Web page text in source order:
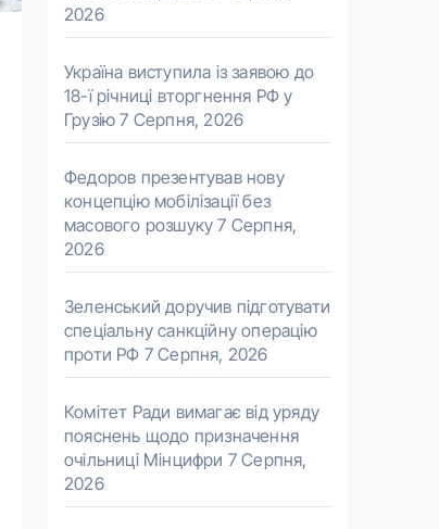
2026
Україна виступила із заявою до
18-ї річниці вторгнення РФ у
Грузію 7 Серпня, 2026
Федоров презентував нову
концепцію мобілізації без
масового розшуку 7 Серпня,
2026
Зеленський доручив підготувати
спеціальну санкційну операцію
проти РФ 7 Серпня, 2026
Комітет Ради вимагає від уряду
пояснень щодо призначення
очільниці Мінцифри 7 Серпня,
2026